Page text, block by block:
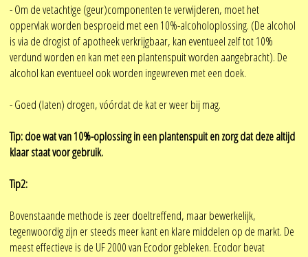
- Om de vetachtige (geur)componenten te verwijderen, moet het
oppervlak worden besproeid met een 10%-alcoholoplossing. (De alcohol
is via de drogist of apotheek verkrijgbaar, kan eventueel zelf tot 10%
verdund worden en kan met een plantenspuit worden aangebracht). De
alcohol kan eventueel ook worden ingewreven met een doek.
- Goed (laten) drogen, vóórdat de kat er weer bij mag.
Tip: doe wat van 10%-oplossing in een plantenspuit en zorg dat deze altijd
klaar staat voor gebruik.
Tip2:
Bovenstaande methode is zeer doeltreffend, maar bewerkelijk,
tegenwoordig zijn er steeds meer kant en klare middelen op de markt. De
meest effectieve is de UF 2000 van Ecodor gebleken. Ecodor bevat